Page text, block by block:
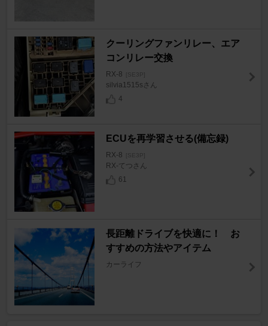
クーリングファンリレー、エア
コンリレー交換
RX-8
silvia1515sさん
4
ECUを再学習させる(備忘録)
RX-8
RX-てつさん
61
長距離ドライブを快適に！ お
すすめの方法やアイテム
カーライフ